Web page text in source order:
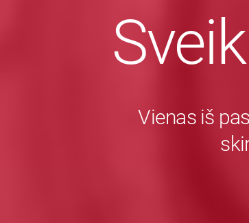
Vienas iš